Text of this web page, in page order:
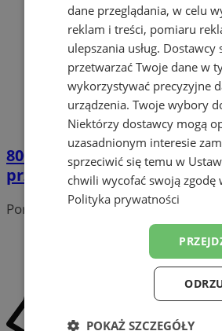
800 plus od stycznia już
przyjął ustawę
Portal należy do sieci
dane przeglądania, w celu
reklam i treści, pomiaru
ulepszania usług. Dostawcy
przetwarzać Twoje dane w
wykorzystywać precyzyjne
urządzenia. Twoje wybory
Niektórzy dostawcy mogą
uzasadnionym interesie
sprzeciwić się temu w
chwili wycofać swoją zgodę
Polityka prywatności
POKAŻ SZCZEGÓŁY